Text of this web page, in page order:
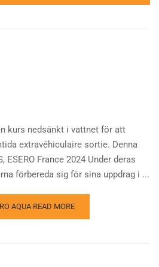
kurs nedsänkt i vattnet för att
extravéhiculaire sortie. Denna
ESERO France 2024 Under deras
förbereda sig för sina uppdrag i ...
AQUA READ MORE